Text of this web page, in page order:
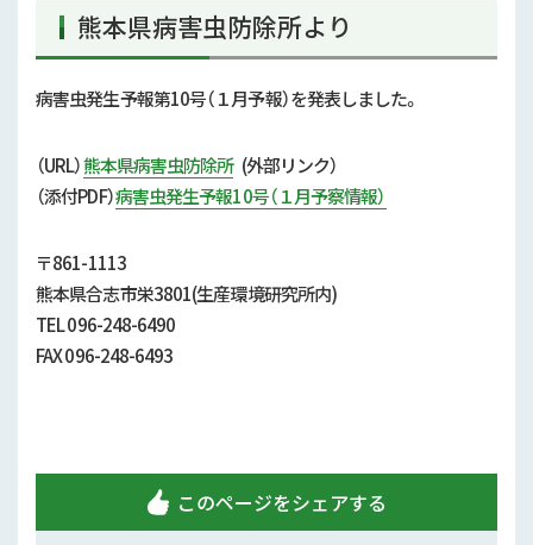
熊本県病害虫防除所より
病害虫発生予報第10号（１月予報）を発表しました。
（URL）熊本県病害虫防除所(外部リンク）
（添付PDF）病害虫発生予報10号（１月予察情報）
〒861-1113
熊本県合志市栄3801(生産環境研究所内)
TEL 096-248-6490
FAX 096-248-6493
このページをシェアする
技術と方法
気象
病害虫
行政情報
補助事業
農業コンクール大会
2022年 (170)
2021年 (173)
2020年 (167)